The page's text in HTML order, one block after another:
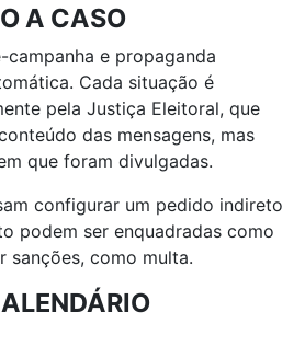
A CASO
e propaganda
Cada situação é
pela Justiça Eleitoral, que
das mensagens, mas
que foram divulgadas.
configurar um pedido indireto
podem ser enquadradas como
sanções, como multa.